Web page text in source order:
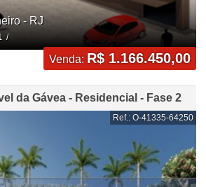
- RJ
/
Venda: R$ 1.166.450,00
da Gávea - Residencial - Fase 2
Ref.: O-41335-64250